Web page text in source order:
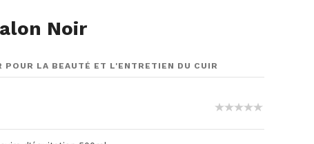
Noir
LA BEAUTÉ ET L'ENTRETIEN DU CUIR